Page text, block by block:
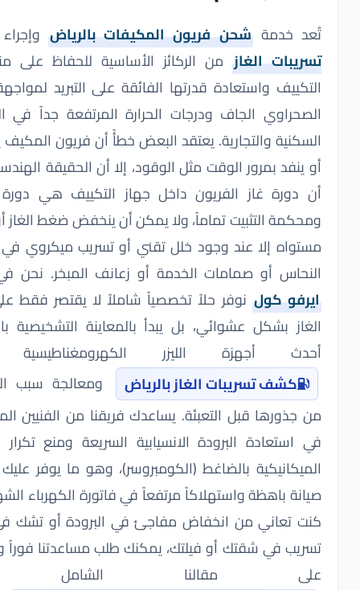
خدمةشحن فريون المكيفات بالرياضوإجراءكشف
الغازمن الركائز الأساسية للحفاظ على منظومات
واستعادة قدرتها الفائقة على التبريد لمواجهة المناخ
الجاف ودرجات الحرارة المرتفعة جداً في العاصمة
والتجارية. يعتقد البعض خطأً أن فريون المكيف يستهلك
بمرور الوقت مثل الوقود، إلا أن الحقيقة الهندسية تؤكد
غاز الفريون داخل جهاز التكييف هي دورة مغلقة
التثبيت تماماً، ولا يمكن أن ينخفض ضغط الغاز أو ينقص
إلا عند وجود خلل تقني أو تسريب ميكروي في مواسير
أو صمامات الخدمة أو زعانف المبخر. نحن في شركة
كولنوفر حلاً تخصصياً شاملاً لا يقتصر فقط على تعبئة
بشكل عشوائي، بل يبدأ بالمعاينة التشخيصية باستخدام
أجهزة الليزر الكهرومغناطيسية لعمل
كشف تسريبات الغاز بالرياض ومعالجة سبب المشكلة
قبل التعبئة. يساعدك فريقنا من الفنيين المعتمدين
البرودة الانسيابية السريعة ومنع تكرار الأعطال
بالضاغط (الكومبروسر)، وهو ما يوفر عليك تكاليف
باهظة واستهلاكاً مرتفعاً في فاتورة الكهرباء الشهرية. إذا
تعاني من انخفاض مفاجئ في البرودة أو تشك في وجود
في شقتك أو فيلتك، يمكنك طلب مساعدتنا فوراً والاطلاع
مقالنا الشامل حول